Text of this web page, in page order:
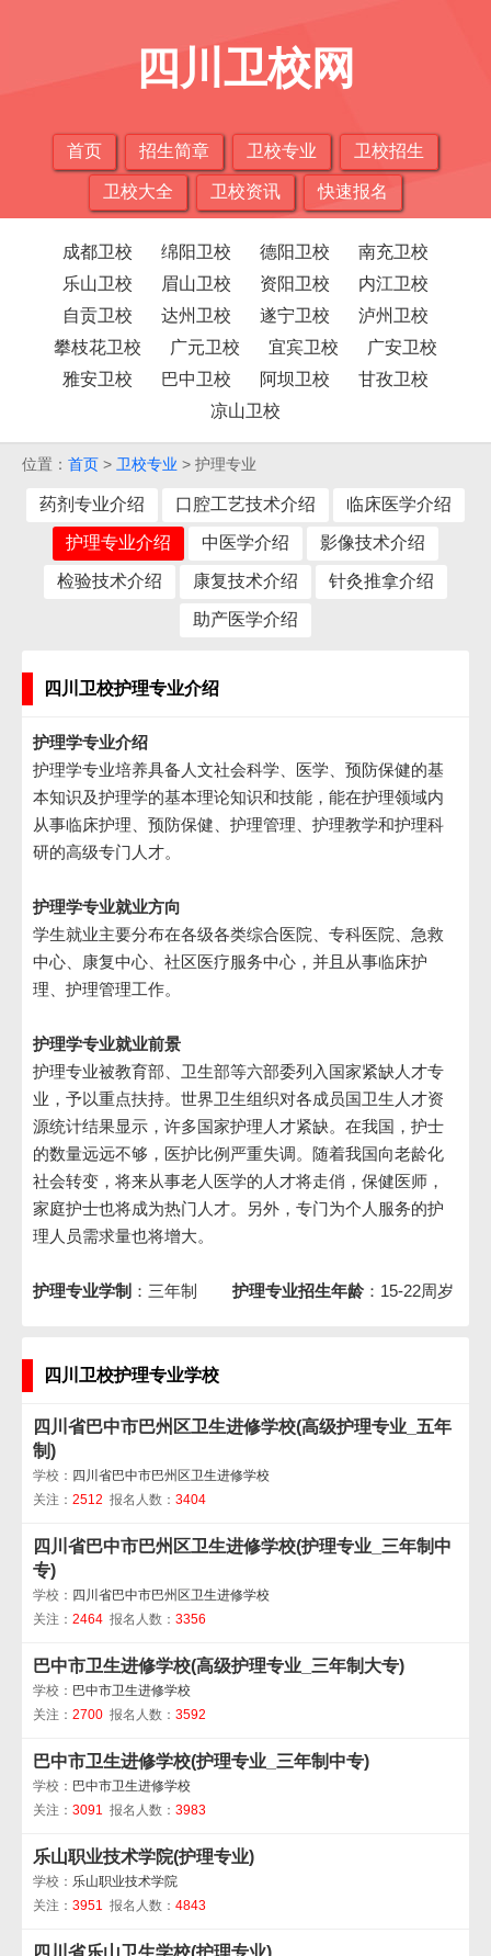
四川卫校网
首页 招生简章 卫校专业 卫校招生
卫校大全 卫校资讯 快速报名
成都卫校 绵阳卫校 德阳卫校
南充卫校
乐山卫校
眉山卫校 资阳卫校
内江卫校
自贡卫校
达州卫校 遂宁卫校
泸州卫校
攀枝花卫校
广元卫校 宜宾卫校
广安卫校
雅安卫校
巴中卫校 阿坝卫校
甘孜卫校
凉山卫校
位置： 首页 > 卫校专业 > 护理专业
药剂专业介绍 口腔工艺技术介绍 临床医学介绍
护理专业介绍 中医学介绍 影像技术介绍
检验技术介绍 康复技术介绍 针灸推拿介绍
助产医学介绍
四川卫校护理专业介绍
护理学专业介绍
护理学专业培养具备人文社会科学、医学、预防保健的基
本知识及护理学的基本理论知识和技能，能在护理领域内
从事临床护理、预防保健、护理管理、护理教学和护理科
研的高级专门人才。
护理学专业就业方向
学生就业主要分布在各级各类综合医院、专科医院、急救
中心、康复中心、社区医疗服务中心，并且从事临床护
理、护理管理工作。
护理学专业就业前景
护理专业被教育部、卫生部等六部委列入国家紧缺人才专
业，予以重点扶持。世界卫生组织对各成员国卫生人才资
源统计结果显示，许多国家护理人才紧缺。在我国，护士
的数量远远不够，医护比例严重失调。随着我国向老龄化
社会转变，将来从事老人医学的人才将走俏，保健医师，
家庭护士也将成为热门人才。另外，专门为个人服务的护
理人员需求量也将增大。
护理专业学制 ：三年制 护理专业招生年龄 ：15-22周岁
四川卫校护理专业学校
四川省巴中市巴州区卫生进修学校(高级护理专业_五年
制)
学校： 四川省巴中市巴州区卫生进修学校
关注： 2512 报名人数： 3404
四川省巴中市巴州区卫生进修学校(护理专业_三年制中
专)
学校： 四川省巴中市巴州区卫生进修学校
关注： 2464 报名人数： 3356
巴中市卫生进修学校(高级护理专业_三年制大专)
学校： 巴中市卫生进修学校
关注： 2700 报名人数： 3592
巴中市卫生进修学校(护理专业_三年制中专)
学校： 巴中市卫生进修学校
关注： 3091 报名人数： 3983
乐山职业技术学院(护理专业)
学校： 乐山职业技术学院
关注： 3951 报名人数： 4843
四川省乐山卫生学校(护理专业)